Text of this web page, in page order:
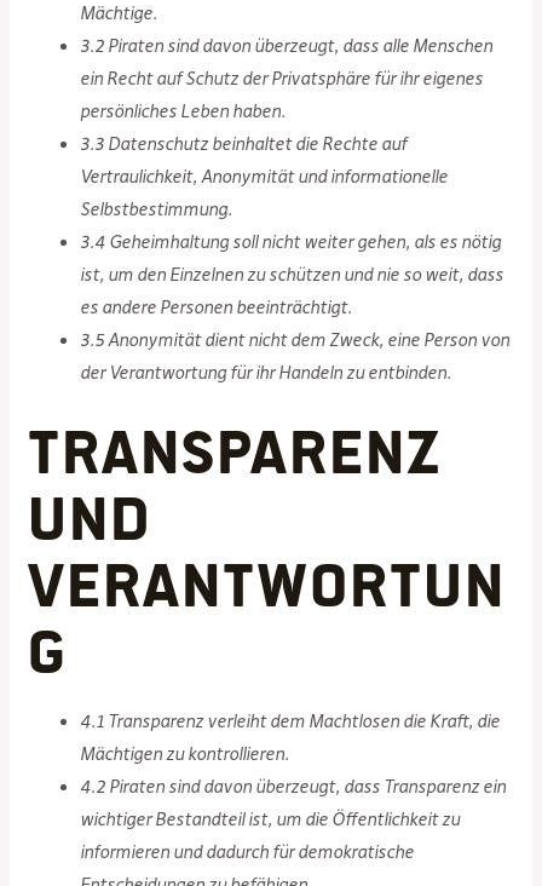
Mächtige.
3.2 Piraten sind davon überzeugt, dass alle Menschen
ein Recht auf Schutz der Privatsphäre für ihr eigenes
persönliches Leben haben.
3.3 Datenschutz beinhaltet die Rechte auf
Vertraulichkeit, Anonymität und informationelle
Selbstbestimmung.
3.4 Geheimhaltung soll nicht weiter gehen, als es nötig
ist, um den Einzelnen zu schützen und nie so weit, dass
es andere Personen beeinträchtigt.
3.5 Anonymität dient nicht dem Zweck, eine Person von
der Verantwortung für ihr Handeln zu entbinden.
Transparenz
und
Verantwortun
g
4.1 Transparenz verleiht dem Machtlosen die Kraft, die
Mächtigen zu kontrollieren.
4.2 Piraten sind davon überzeugt, dass Transparenz ein
wichtiger Bestandteil ist, um die Öffentlichkeit zu
informieren und dadurch für demokratische